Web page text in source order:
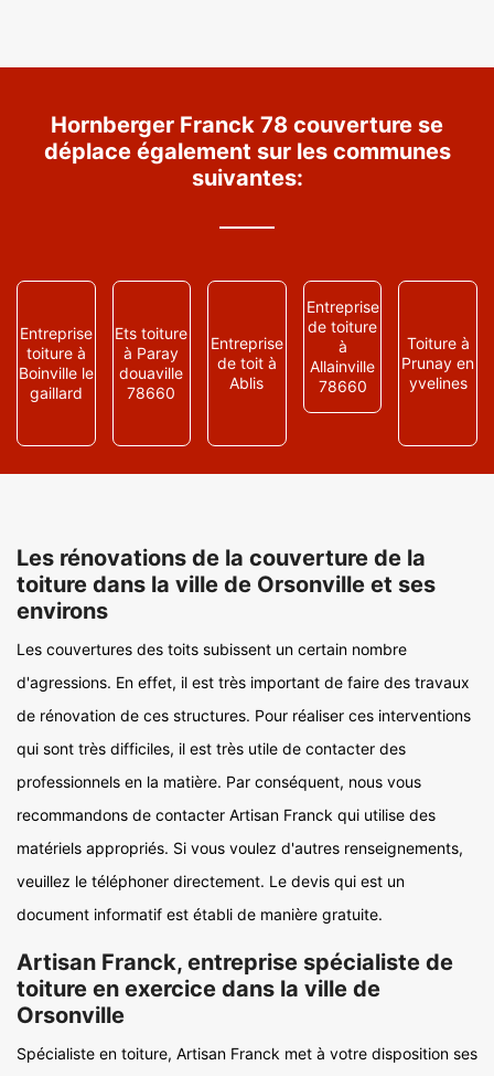
Hornberger Franck 78 couverture se
déplace également sur les communes
suivantes:
Entreprise
toiture à
Boinville le
gaillard
Ets toiture
à Paray
douaville
78660
Entreprise
de toit à
Ablis
Entreprise
de toiture
à
Allainville
78660
Toiture à
Prunay en
yvelines
Les rénovations de la couverture de la
toiture dans la ville de Orsonville et ses
environs
Les couvertures des toits subissent un certain nombre
d'agressions. En effet, il est très important de faire des travaux
de rénovation de ces structures. Pour réaliser ces interventions
qui sont très difficiles, il est très utile de contacter des
professionnels en la matière. Par conséquent, nous vous
recommandons de contacter Artisan Franck qui utilise des
matériels appropriés. Si vous voulez d'autres renseignements,
veuillez le téléphoner directement. Le devis qui est un
document informatif est établi de manière gratuite.
Artisan Franck, entreprise spécialiste de
toiture en exercice dans la ville de
Orsonville
Spécialiste en toiture, Artisan Franck met à votre disposition ses